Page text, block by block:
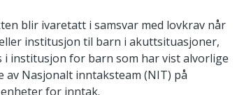
blir ivaretatt i samsvar med lovkrav når
institusjon til barn i akuttsituasjoner,
institusjon for barn som har vist alvorlige
Nasjonalt inntaksteam (NIT) på
for inntak.